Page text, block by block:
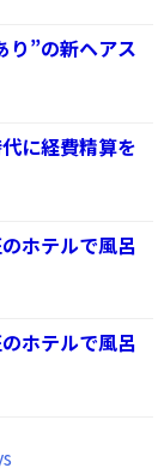
り”の新ヘアス
に経費精算を
ホテルで風呂
ホテルで風呂